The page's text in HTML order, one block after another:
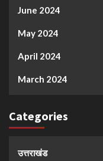
June 2024
May 2024
April 2024
March 2024
Categories
उत्तराखंड